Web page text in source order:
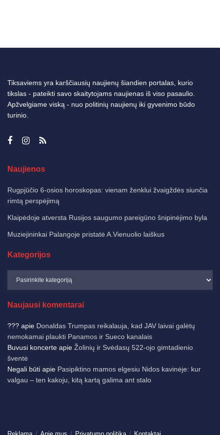
Tiksaviems yra karščiausių naujienų šiandien portalas, kurio
tikslas - pateikti savo skaitytojams naujienas iš viso pasaulio.
Apžvelgiame viską - nuo politinių naujienų iki gyvenimo būdo
turinio.
Naujienos
Rugpjūčio 6-osios horoskopas: vienam ženklui žvaigždės siunčia
rimtą perspėjimą
Klaipėdoje atversta Rusijos saugumo pareigūno šnipinėjimo byla
Muziejininkai Palangoje pristatė A.Vienuolio laiškus
Kategorijos
Naujausi komentarai
??? apie Donaldas Trumpas reikalauja, kad JAV laivai galėtų
nemokamai plaukti Panamos ir Sueco kanalais
Buvusi koncerte apie Žolinių ir Svėdasų 522-ojo gimtadienio
šventė
Negali būti apie Pasipiktino mamos elgesiu Nidos kavinėje: kur
valgau – ten kakoju, kitą kartą galima ant stalo